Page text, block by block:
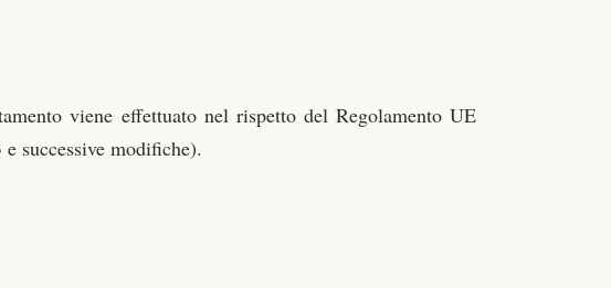
viene effettuato nel rispetto del Regolamento UE
successive modifiche).